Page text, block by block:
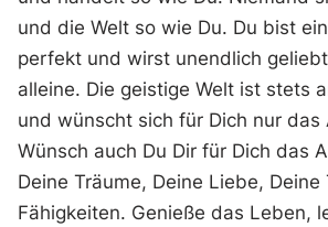
und die Welt so wie Du. Du bist
perfekt und wirst unendlich
alleine. Die geistige Welt ist stets
und wünscht sich für Dich nur das
Wünsch auch Du Dir für Dich das
Deine Träume, Deine Liebe, Deine
Fähigkeiten. Genieße das Leben,